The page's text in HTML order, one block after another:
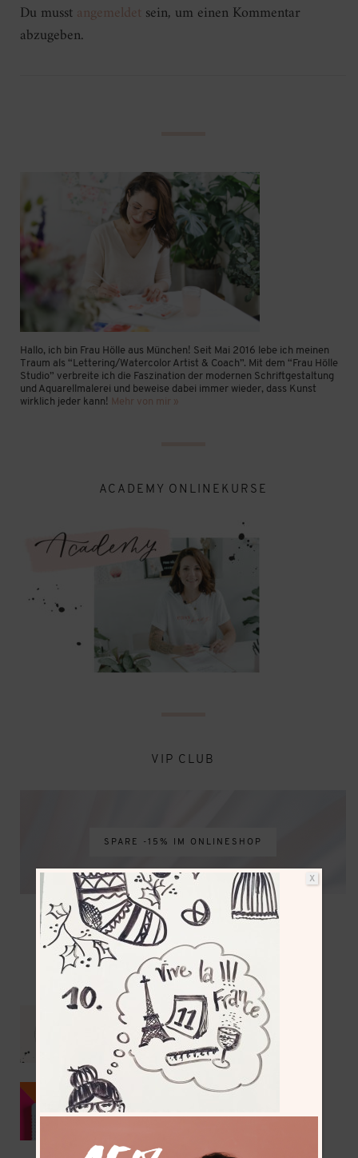
Du musstangemeldet sein, um einen Kommentar
abzugeben.
Hallo, ich bin Frau Hölle aus München! Seit Mai 2016 lebe ich meinen
Traum als “Lettering/Watercolor Artist & Coach”. Mit dem “Frau Hölle
Studio” verbreite ich die Faszination der modernen Schriftgestaltung
und Aquarellmalerei und beweise dabei immer wieder, dass Kunst
wirklich jeder kann! Mehr von mir »
ACADEMY ONLINEKURSE
VIP CLUB
SPARE -15% IM ONLINESHOP
NEUESTE BEITRÄGE
Mit dem Wohnmobil bis zum Nordkap –
Vorbereitungen & Reiseroute
Kumihimo als DIY Sommer-Trend 2026
X